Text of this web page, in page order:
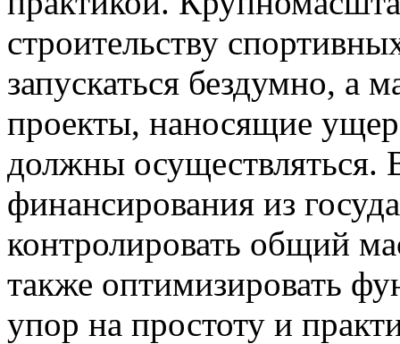
строительству
запускаться бездумно, а
проекты, наносящие
должны
финансирования из
контролировать общий
также оптимизировать
упор на простоту и